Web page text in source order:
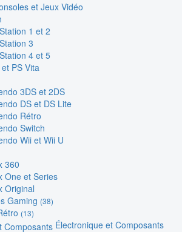
et Jeux Vidéo
1 et 2
3
4 et 5
et PS Vita
3DS et 2DS
DS et DS Lite
Rétro
Switch
Wii et Wii U
360
One et Series
Original
Gaming (38)
(13)
Électronique et Composants